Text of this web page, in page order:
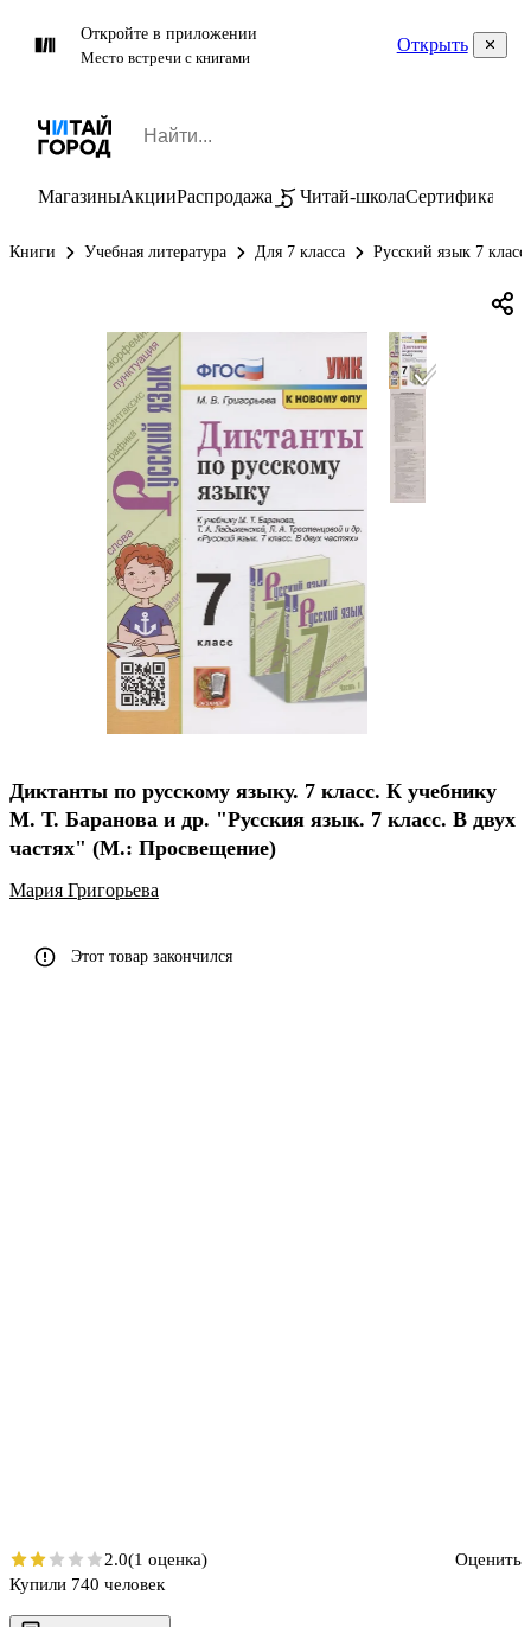
Откройте в приложении
Место встречи с книгами
Открыть
МагазиныАкцииРаспродажа Читай-школаСертификаты
Книги Учебная литература Для 7 класса Русский язык 7 класс
Диктанты по русскому языку. 7 класс. К учебнику
М. Т. Баранова и др. "Русския язык. 7 класс. В двух
частях" (М.: Просвещение)
Мария Григорьева
Этот товар закончился
2.0(1 оценка)
Оценить
Купили 740 человек